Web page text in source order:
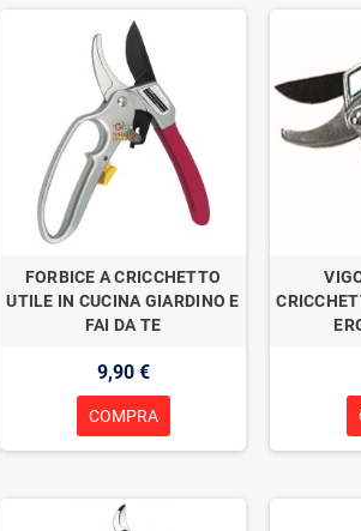
FORBICE A CRICCHETTO
UTILE IN CUCINA GIARDINO E
FAI DA TE
9,90 €
COMPRA